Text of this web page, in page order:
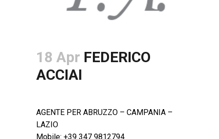
18 Apr FEDERICO
ACCIAI
AGENTE PER ABRUZZO – CAMPANIA –
LAZIO
Mobile: +39 347 9812794